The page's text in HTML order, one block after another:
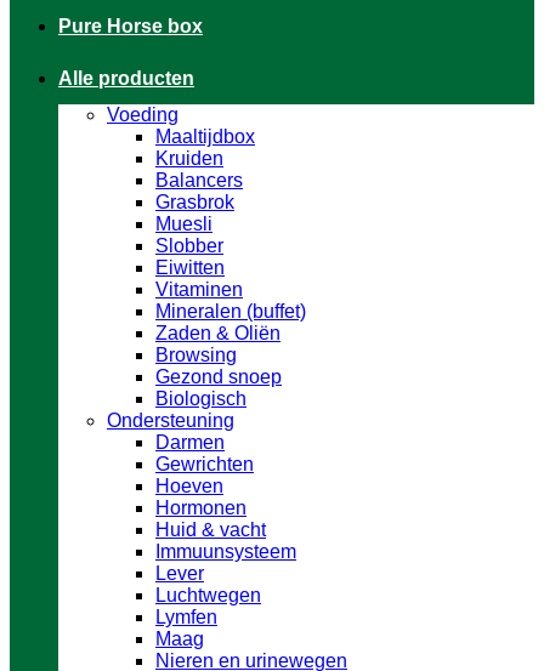
Pure Horse box
Alle producten
Voeding
Maaltijdbox
Kruiden
Balancers
Grasbrok
Muesli
Slobber
Eiwitten
Vitaminen
Mineralen (buffet)
Zaden & Oliën
Browsing
Gezond snoep
Biologisch
Ondersteuning
Darmen
Gewrichten
Hoeven
Hormonen
Huid & vacht
Immuunsysteem
Lever
Luchtwegen
Lymfen
Maag
Nieren en urinewegen